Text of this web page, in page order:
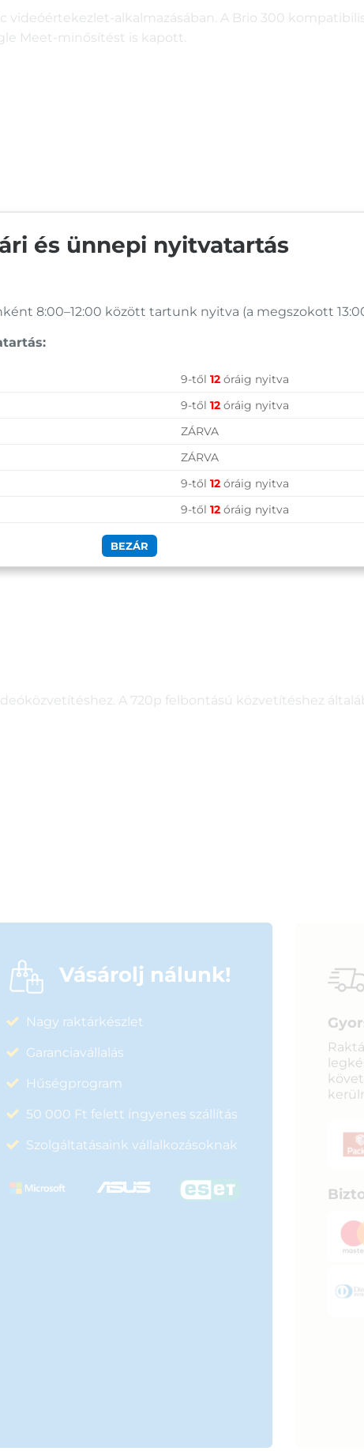
alkalmazásában. A Brio 300
Meet-minősítést is kapott.
reflective coating
kontrasztot, és bonyolult fényviszonyok esetén
népszerű videóhívó platform 1A Logi Tune a
A 720p felbontású közvetítéshez
Vásárolj nálunk!
Nagy raktárkészlet
Garanciavállalás
Hűségprogram
50 000 Ft felett ingyenes szállítás
Szolgáltatásaink vállalkozásoknak
és ünnepi nyitvatartás
8:00–12:00 között tartunk nyitva (a megszokott
9-től 12óráig nyitva
9-től 12óráig nyitva
ZÁRVA
ZÁRVA
9-től 12óráig nyitva
9-től 12óráig nyitva
BEZÁR